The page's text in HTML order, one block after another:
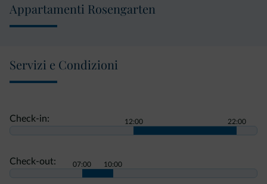
Appartamenti Rosengarten
Servizi e Condizioni
Check-in: 12:00 22:00
Check-out: 07:00 10:00